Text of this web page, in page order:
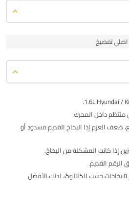
اصلي تفصيخ
داخل المحرك.
ضعف العزم إذا البخاخ القديم مسدود أو
إذا كانت المشكلة من البخاخ.
الرقم القديم.
بعض هذه المحركات تستخدم 8 بخاخات حسب الكتالوگ، لذلك الأفضل